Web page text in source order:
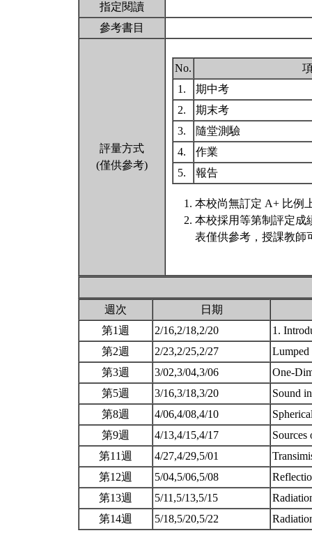
指定閱讀
參考書目
評量方式
(僅供參考)
No.
1.
期中考
2.
期末考
3.
隨堂測驗
4.
作業
5.
報告
本校尚無訂定 A+ 比例
本校採用等第制評定成
表僅供參考，授課教師
週次
日期
第1週
2/16,2/18,2/20
1.
第2週
2/23,2/25,2/27
Lumped
第3週
3/02,3/04,3/06
One-
第5週
3/16,3/18,3/20
Sound
第8週
4/06,4/08,4/10
第9週
4/13,4/15,4/17
第11週
4/27,4/29,5/01
第12週
5/04,5/06,5/08
第13週
5/11,5/13,5/15
第14週
5/18,5/20,5/22